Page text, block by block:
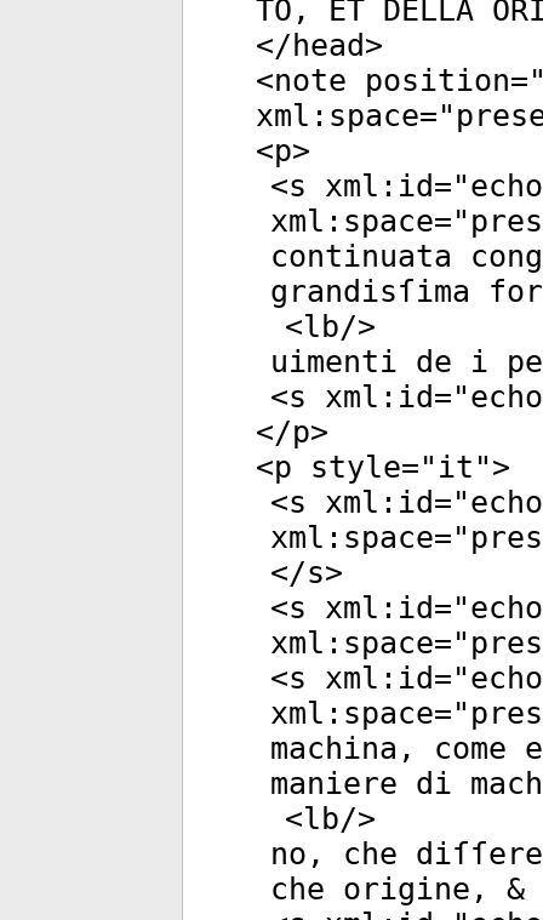
TO, ET DELLA
</ head>
<note position
xml:space="
<p>
<s xml:id="
xml:space="
continuata
grandisſima
<lb/>
uimenti de i
<s xml:id="
</p>
<p style=" it ">
<s xml:id="
xml:space="
</s>
<s xml:id="
xml:space="
<s xml:id="
xml:space="
machina,
maniere di
<lb/>
no, che
che origine, &